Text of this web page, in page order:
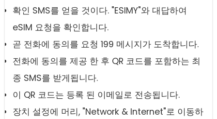
확인 SMS를 얻을 것이다. "ESIMY"와 대답하여
eSIM 요청을 확인합니다.
곧 전화에 동의를 요청 199 메시지가 도착합니다.
전화에 동의를 제공 한 후 QR 코드를 포함하는 최
종 SMS를 받게됩니다.
이 QR 코드는 등록 된 이메일로 전송됩니다.
장치 설정에 머리, "Network & Internet"로 이동하